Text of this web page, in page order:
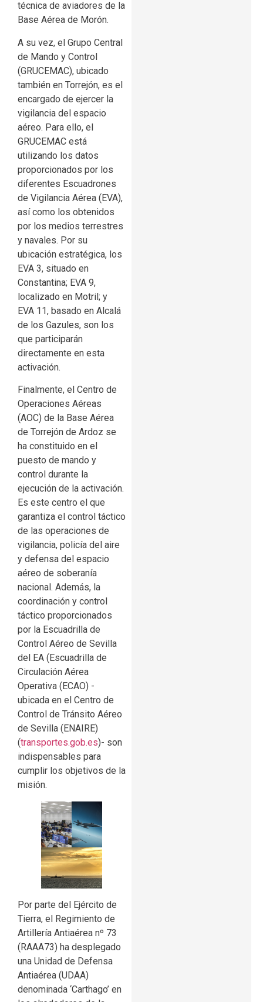
técnica de aviadores de la
Base Aérea de Morón.
A su vez, el Grupo Central
de Mando y Control
(GRUCEMAC), ubicado
también en Torrejón, es el
encargado de ejercer la
vigilancia del espacio
aéreo. Para ello, el
GRUCEMAC está
utilizando los datos
proporcionados por los
diferentes Escuadrones
de Vigilancia Aérea (EVA),
así como los obtenidos
por los medios terrestres
y navales. Por su
ubicación estratégica, los
EVA 3, situado en
Constantina; EVA 9,
localizado en Motril; y
EVA 11, basado en Alcalá
de los Gazules, son los
que participarán
directamente en esta
activación.
Finalmente, el Centro de
Operaciones Aéreas
(AOC) de la Base Aérea
de Torrejón de Ardoz se
ha constituido en el
puesto de mando y
control durante la
ejecución de la activación.
Es este centro el que
garantiza el control táctico
de las operaciones de
vigilancia, policía del aire
y defensa del espacio
aéreo de soberanía
nacional. Además, la
coordinación y control
táctico proporcionados
por la Escuadrilla de
Control Aéreo de Sevilla
del EA (Escuadrilla de
Circulación Aérea
Operativa (ECAO) -
ubicada en el Centro de
Control de Tránsito Aéreo
de Sevilla (ENAIRE)
(transportes.gob.es)- son
indispensables para
cumplir los objetivos de la
misión.
Por parte del Ejército de
Tierra, el Regimiento de
Artillería Antiaérea nº 73
(RAAA73) ha desplegado
una Unidad de Defensa
Antiaérea (UDAA)
denominada ‘Carthago’ en